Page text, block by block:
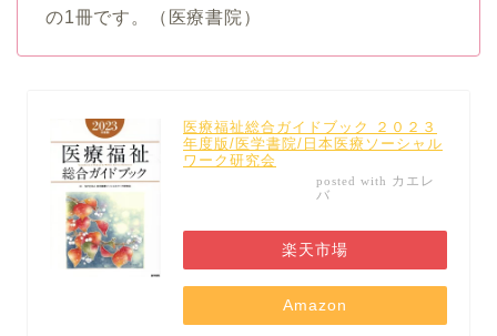
の1冊です。（医療書院）
医療福祉総合ガイドブック ２０２３
年度版/医学書院/日本医療ソーシャル
ワーク研究会
posted with カエレ
バ
楽天市場
Amazon